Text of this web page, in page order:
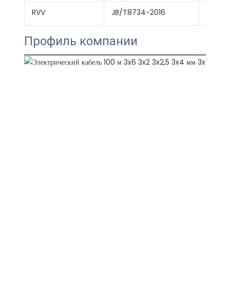
RVV JB/T8734-2016
Профиль компании